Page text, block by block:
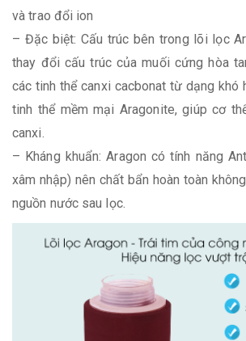
và trao đổi ion
– Đặc biệt: Cấu trúc bên trong lõi lọc
thay đổi cấu trúc của muối cứng hòa
các tinh thể canxi cacbonat từ dạng khó
tinh thể mềm mại Aragonite, giúp cơ
canxi.
– Kháng khuẩn: Aragon có tính năng
xâm nhập) nên chất bẩn hoàn toàn
nguồn nước sau lọc.